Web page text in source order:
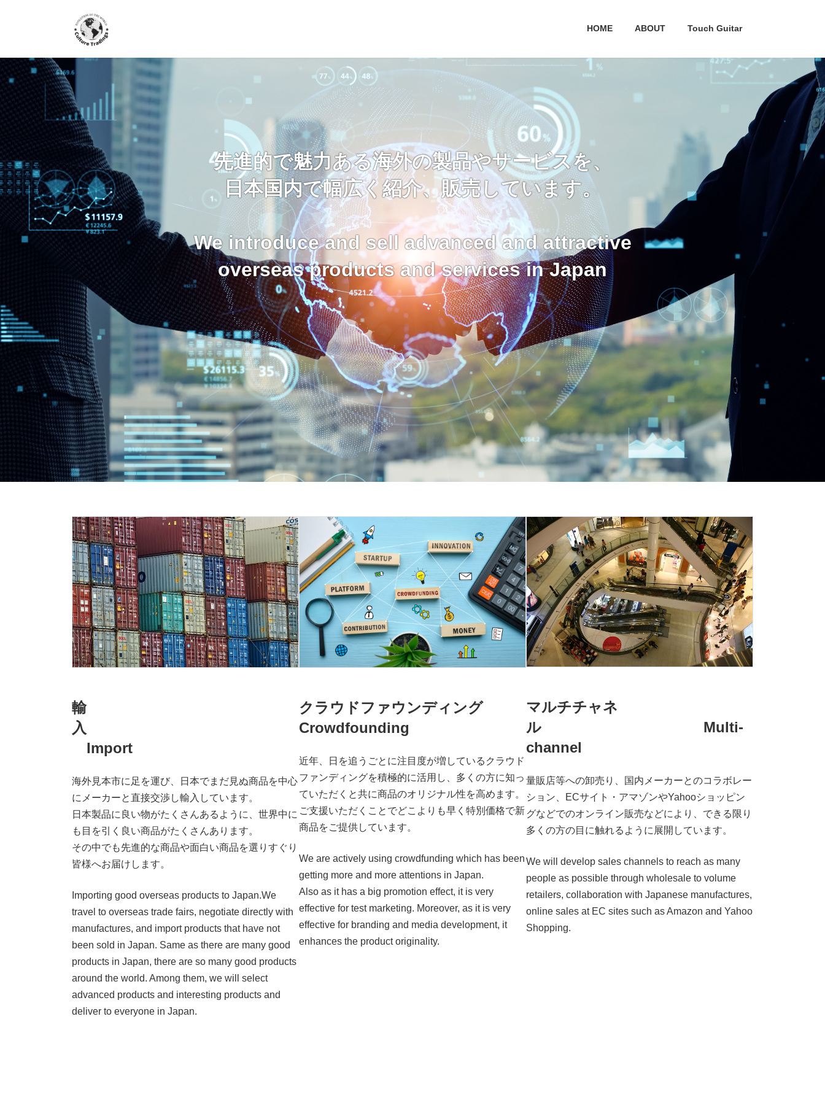
ツ
へ
ス
キ
ッ
プ
シ
ョ
ン
に
移
動
HOME ABOUT Touch Guitar
先進的で魅力ある海外の製品やサービスを、
日本国内で幅広く紹介、販売しています。
We introduce and sell advanced and attractive
overseas products and services in Japan
輸
入
Import
海外見本市に足を運び、日本でまだ見ぬ商品を中心
にメーカーと直接交渉し輸入しています。
日本製品に良い物がたくさんあるように、世界中に
も目を引く良い商品がたくさんあります。
その中でも先進的な商品や面白い商品を選りすぐり
皆様へお届けします。
Importing good overseas products to Japan.We
travel to overseas trade fairs, negotiate directly with
manufactures, and import products that have not
been sold in Japan. Same as there are many good
products in Japan, there are so many good products
around the world. Among them, we will select
advanced products and interesting products and
deliver to everyone in Japan.
クラウドファウンディング
Crowdfounding
近年、日を追うごとに注目度が増しているクラウド
ファンディングを積極的に活用し、多くの方に知っ
ていただくと共に商品のオリジナル性を高めます。
ご支援いただくことでどこよりも早く特別価格で新
商品をご提供しています。
We are actively using crowdfunding which has been
getting more and more attentions in Japan.
Also as it has a big promotion effect, it is very
effective for test marketing. Moreover, as it is very
effective for branding and media development, it
enhances the product originality.
マルチチャネ
ル Multi-
channel
量販店等への卸売り、国内メーカーとのコラボレー
ション、ECサイト・アマゾンやYahooショッピン
グなどでのオンライン販売などにより、できる限り
多くの方の目に触れるように展開しています。
We will develop sales channels to reach as many
people as possible through wholesale to volume
retailers, collaboration with Japanese manufactures,
online sales at EC sites such as Amazon and Yahoo
Shopping.